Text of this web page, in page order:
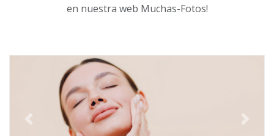
en nuestra web Muchas-Fotos!
Previous Next